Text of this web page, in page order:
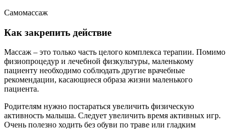
Самомассаж
Как закрепить действие
Массаж – это только часть целого комплекса терапии. Помимо
физиопроцедур и лечебной физкультуры, маленькому
пациенту необходимо соблюдать другие врачебные
рекомендации, касающиеся образа жизни маленького
пациента.
Родителям нужно постараться увеличить физическую
активность малыша. Следует увеличить время активных игр.
Очень полезно ходить без обуви по траве или гладким